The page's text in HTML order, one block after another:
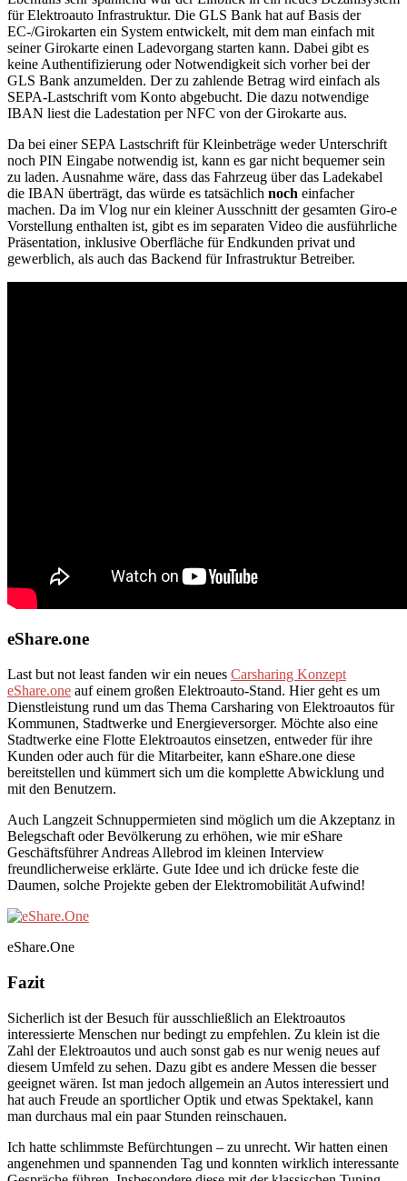
für Elektroauto Infrastruktur. Die GLS Bank hat auf Basis der
EC-/Girokarten ein System entwickelt, mit dem man einfach mit
seiner Girokarte einen Ladevorgang starten kann. Dabei gibt es
keine Authentifizierung oder Notwendigkeit sich vorher bei der
GLS Bank anzumelden. Der zu zahlende Betrag wird einfach als
SEPA-Lastschrift vom Konto abgebucht. Die dazu notwendige
IBAN liest die Ladestation per NFC von der Girokarte aus.
Da bei einer SEPA Lastschrift für Kleinbeträge weder Unterschrift
noch PIN Eingabe notwendig ist, kann es gar nicht bequemer sein
zu laden. Ausnahme wäre, dass das Fahrzeug über das Ladekabel
die IBAN überträgt, das würde es tatsächlich noch einfacher
machen. Da im Vlog nur ein kleiner Ausschnitt der gesamten Giro-e
Vorstellung enthalten ist, gibt es im separaten Video die ausführliche
Präsentation, inklusive Oberfläche für Endkunden privat und
gewerblich, als auch das Backend für Infrastruktur Betreiber.
eShare.one
Last but not least fanden wir ein neues Carsharing Konzept
eShare.one auf einem großen Elektroauto-Stand. Hier geht es um
Dienstleistung rund um das Thema Carsharing von Elektroautos für
Kommunen, Stadtwerke und Energieversorger. Möchte also eine
Stadtwerke eine Flotte Elektroautos einsetzen, entweder für ihre
Kunden oder auch für die Mitarbeiter, kann eShare.one diese
bereitstellen und kümmert sich um die komplette Abwicklung und
mit den Benutzern.
Auch Langzeit Schnuppermieten sind möglich um die Akzeptanz in
Belegschaft oder Bevölkerung zu erhöhen, wie mir eShare
Geschäftsführer Andreas Allebrod im kleinen Interview
freundlicherweise erklärte. Gute Idee und ich drücke feste die
Daumen, solche Projekte geben der Elektromobilität Aufwind!
eShare.One
Fazit
Sicherlich ist der Besuch für ausschließlich an Elektroautos
interessierte Menschen nur bedingt zu empfehlen. Zu klein ist die
Zahl der Elektroautos und auch sonst gab es nur wenig neues auf
diesem Umfeld zu sehen. Dazu gibt es andere Messen die besser
geeignet wären. Ist man jedoch allgemein an Autos interessiert und
hat auch Freude an sportlicher Optik und etwas Spektakel, kann
man durchaus mal ein paar Stunden reinschauen.
Ich hatte schlimmste Befürchtungen – zu unrecht. Wir hatten einen
angenehmen und spannenden Tag und konnten wirklich interessante